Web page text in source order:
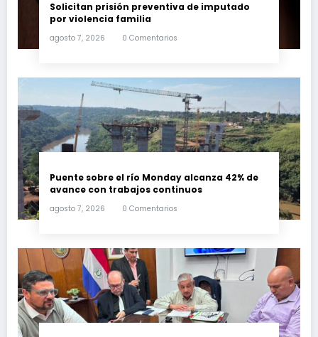
Solicitan prisión preventiva de imputado
por violencia familia
agosto 7, 2026 0 Comentarios
Puente sobre el río Monday alcanza 42% de
avance con trabajos continuos
agosto 7, 2026 0 Comentarios